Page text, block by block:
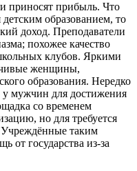
приносят прибыль. Что
образованием, то
доход. Преподаватели
похожее качество
клубов. Яркими
женщины,
образования. Нередко
мужчин для достижения
со временем
но для требуется
таким
от государства из-за